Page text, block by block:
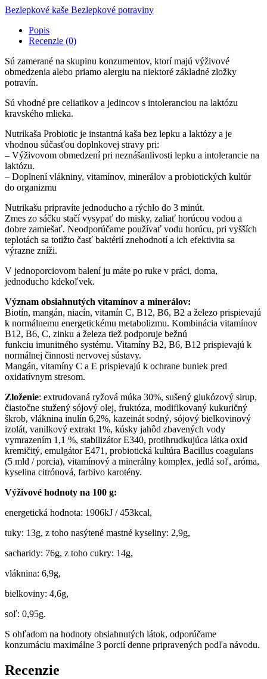
Bezlepkové kaše Bezlepkové potraviny
Popis
Recenzie (0)
Sú zamerané na skupinu konzumentov, ktorí majú výživové
obmedzenia alebo priamo alergiu na niektoré základné zložky
potravín.
Sú vhodné pre celiatikov a jedincov s intoleranciou na laktózu
kravského mlieka.
Nutrikaša Probiotic je instantná kaša bez lepku a laktózy a je
vhodnou súčasťou doplnkovej stravy pri:
– Výživovom obmedzení pri neznášanlivosti lepku a intolerancie na
laktózu.
– Doplnení vlákniny, vitamínov, minerálov a probiotických kultúr
do organizmu
Nutrikašu pripravíte jednoducho a rýchlo do 3 minút.
Zmes zo sáčku stačí vysypať do misky, zaliať horúcou vodou a
dobre zamiešať. Neodporúčame používať vodu horúcu, pri vyšších
teplotách sa totižto časť baktérií znehodnotí a ich efektivita sa
výrazne zníži.
V jednoporciovom balení ju máte po ruke v práci, doma,
jednoducho kdekoľvek.
Význam obsiahnutých vitamínov a minerálov:
Biotín, mangán, niacín, vitamín C, B12, B6, B2 a železo prispievajú
k normálnemu energetickému metabolizmu. Kombinácia vitamínov
B12, B6, C, zinku a železa tiež podporuje bežnú
funkciu imunitného systému. Vitamíny B2, B6, B12 prispievajú k
normálnej činnosti nervovej sústavy.
Mangán, vitamíny C a E prispievajú k ochrane buniek pred
oxidatívnym stresom.
Zloženie: extrudovaná ryžová múka 30%, sušený glukózový sirup,
čiastočne stužený sójový olej, fruktóza, modifikovaný kukuričný
škrob, vláknina inulín 6,2%, kazeinát sodný, sójový bielkovinový
izolát, vanilkový extrakt 1%, kúsky jahôd zbavených vody
vymrazením 1,1 %, stabilizátor E340, protihrudkujúca látka oxid
kremičitý, emulgátor E471, probiotická kultúra Bacillus coagulans
(5 mld / porcia), vitamínový a minerálny komplex, jedlá soľ, aróma,
kyselina citrónová, farbivo karotény.
Výživové hodnoty na 100 g:
energetická hodnota: 1906kJ / 453kcal,
tuky: 13g, z toho nasýtené mastné kyseliny: 2,9g,
sacharidy: 76g, z toho cukry: 14g,
vláknina: 6,9g,
bielkoviny: 4,6g,
soľ: 0,95g.
S ohľadom na hodnoty obsiahnutých látok, odporúčame
konzumáciu maximálne 3 porcií denne pripravených podľa návodu.
Recenzie